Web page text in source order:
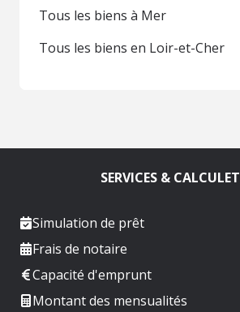
Tous les biens à Mer
Tous les biens en Loir-et-Cher
SERVICES &
Simulation de prêt
Frais de notaire
Capacité d'emprunt
Montant des mensualités